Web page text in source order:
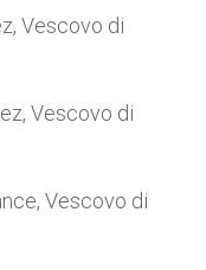
Vescovo di
Vescovo di
Vescovo di